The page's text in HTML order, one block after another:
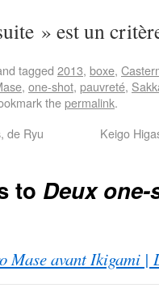
» est un
tagged 2013, boxe,
, one-shot, pauvreté,
thepermalink.
de Ryu
Keigo
to Deux
Mase avant Ikigami |